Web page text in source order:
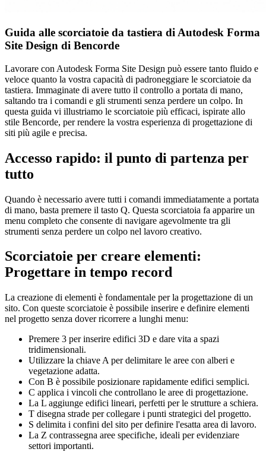
Guida alle scorciatoie da tastiera di Autodesk Forma
Site Design di Bencorde
Lavorare con Autodesk Forma Site Design può essere tanto fluido e
veloce quanto la vostra capacità di padroneggiare le scorciatoie da
tastiera. Immaginate di avere tutto il controllo a portata di mano,
saltando tra i comandi e gli strumenti senza perdere un colpo. In
questa guida vi illustriamo le scorciatoie più efficaci, ispirate allo
stile Bencorde, per rendere la vostra esperienza di progettazione di
siti più agile e precisa.
Accesso rapido: il punto di partenza per
tutto
Quando è necessario avere tutti i comandi immediatamente a portata
di mano, basta premere il tasto Q. Questa scorciatoia fa apparire un
menu completo che consente di navigare agevolmente tra gli
strumenti senza perdere un colpo nel lavoro creativo.
Scorciatoie per creare elementi:
Progettare in tempo record
La creazione di elementi è fondamentale per la progettazione di un
sito. Con queste scorciatoie è possibile inserire e definire elementi
nel progetto senza dover ricorrere a lunghi menu:
Premere 3 per inserire edifici 3D e dare vita a spazi
tridimensionali.
Utilizzare la chiave A per delimitare le aree con alberi e
vegetazione adatta.
Con B è possibile posizionare rapidamente edifici semplici.
C applica i vincoli che controllano le aree di progettazione.
La L aggiunge edifici lineari, perfetti per le strutture a schiera.
T disegna strade per collegare i punti strategici del progetto.
S delimita i confini del sito per definire l'esatta area di lavoro.
La Z contrassegna aree specifiche, ideali per evidenziare
settori importanti.